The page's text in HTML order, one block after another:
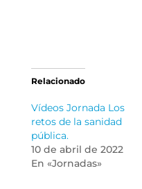
Relacionado
Vídeos Jornada Los
retos de la sanidad
pública.
10 de abril de 2022
En «Jornadas»